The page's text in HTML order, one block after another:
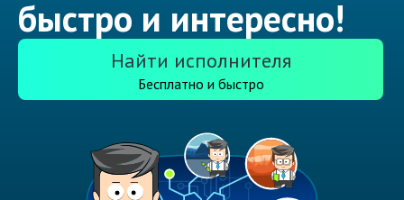
быстро и интересно!
Найти исполнителя
Бесплатно и быстро